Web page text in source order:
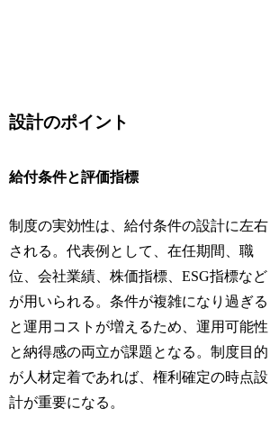
設計のポイント
給付条件と評価指標
制度の実効性は、給付条件の設計に左右
される。代表例として、在任期間、職
位、会社業績、株価指標、ESG指標など
が用いられる。条件が複雑になり過ぎる
と運用コストが増えるため、運用可能性
と納得感の両立が課題となる。制度目的
が人材定着であれば、権利確定の時点設
計が重要になる。